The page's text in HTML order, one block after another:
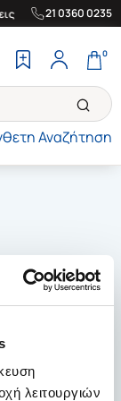
λειτουργιών
| Δωρεάν
21 0360 0235
Αναζήτηση
0